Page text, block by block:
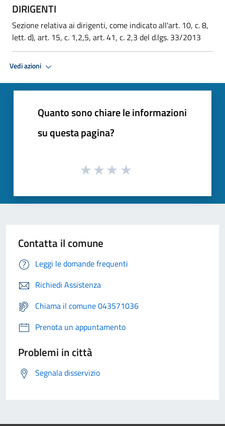
DIRIGENTI
Sezione relativa ai dirigenti, come indicato all'art. 10, c. 8,
lett. d), art. 15, c. 1,2,5, art. 41, c. 2,3 del d.lgs. 33/2013
Vedi azioni
Quanto sono chiare le informazioni
su questa pagina?
Contatta il comune
Leggi le domande frequenti
Richiedi Assistenza
Chiama il comune 043571036
Prenota un appuntamento
Problemi in città
Segnala disservizio